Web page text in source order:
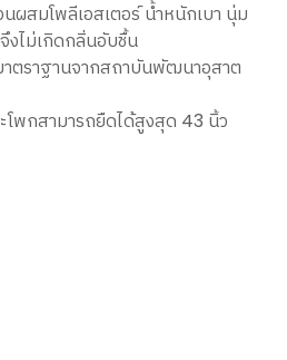
ผสมโพลีเอสเตอร์ น้ำหนักเบา นุ่ม
งไม่เกิดกลิ่นอับชื้น
ตราฐานจากสถาบันพัฒนาอุสาต
พกสามารถยืดได้สูงสุด 43 นิ้ว